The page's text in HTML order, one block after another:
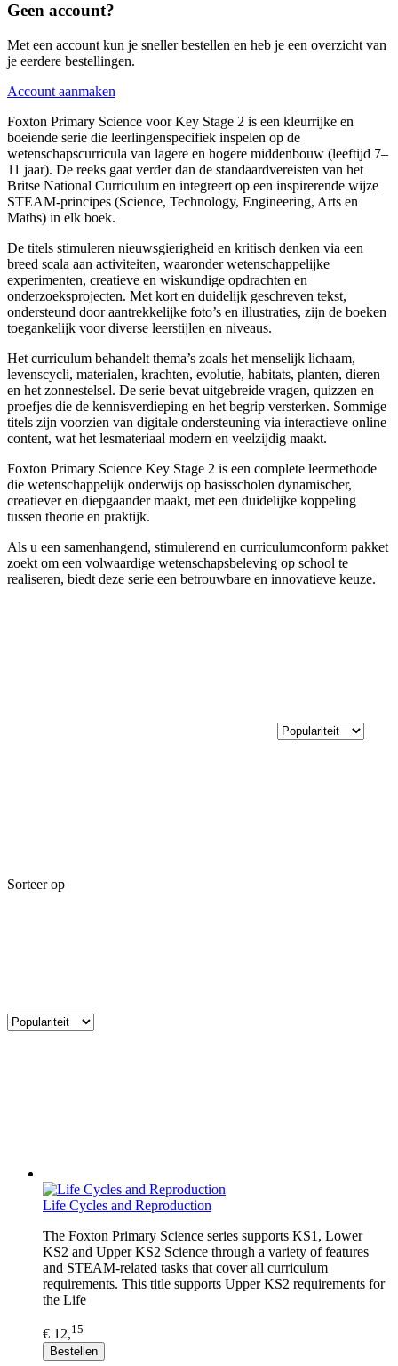
Geen account?
Met een account kun je sneller bestellen en heb je een overzicht van
je eerdere bestellingen.
Account aanmaken
Foxton Primary Science voor Key Stage 2 is een kleurrijke en
boeiende serie die leerlingenspecifiek inspelen op de
wetenschapscurricula van lagere en hogere middenbouw (leeftijd 7–
11 jaar). De reeks gaat verder dan de standaardvereisten van het
Britse National Curriculum en integreert op een inspirerende wijze
STEAM-principes (Science, Technology, Engineering, Arts en
Maths) in elk boek.
De titels stimuleren nieuwsgierigheid en kritisch denken via een
breed scala aan activiteiten, waaronder wetenschappelijke
experimenten, creatieve en wiskundige opdrachten en
onderzoeksprojecten. Met kort en duidelijk geschreven tekst,
ondersteund door aantrekkelijke foto’s en illustraties, zijn de boeken
toegankelijk voor diverse leerstijlen en niveaus.
Het curriculum behandelt thema’s zoals het menselijk lichaam,
levenscycli, materialen, krachten, evolutie, habitats, planten, dieren
en het zonnestelsel. De serie bevat uitgebreide vragen, quizzen en
proefjes die de kennisverdieping en het begrip versterken. Sommige
titels zijn voorzien van digitale ondersteuning via interactieve online
content, wat het lesmateriaal modern en veelzijdig maakt.
Foxton Primary Science Key Stage 2 is een complete leermethode
die wetenschappelijk onderwijs op basisscholen dynamischer,
creatiever en diepgaander maakt, met een duidelijke koppeling
tussen theorie en praktijk.
Als u een samenhangend, stimulerend en curriculumconform pakket
zoekt om een volwaardige wetenschapsbeleving op school te
realiseren, biedt deze serie een betrouwbare en innovatieve keuze.
Sorteer op
Life Cycles and Reproduction
The Foxton Primary Science series supports KS1, Lower
KS2 and Upper KS2 Science through a variety of features
and STEAM-related tasks that cover all curriculum
requirements. This title supports Upper KS2 requirements for
the Life
€ 12,15
Bestellen